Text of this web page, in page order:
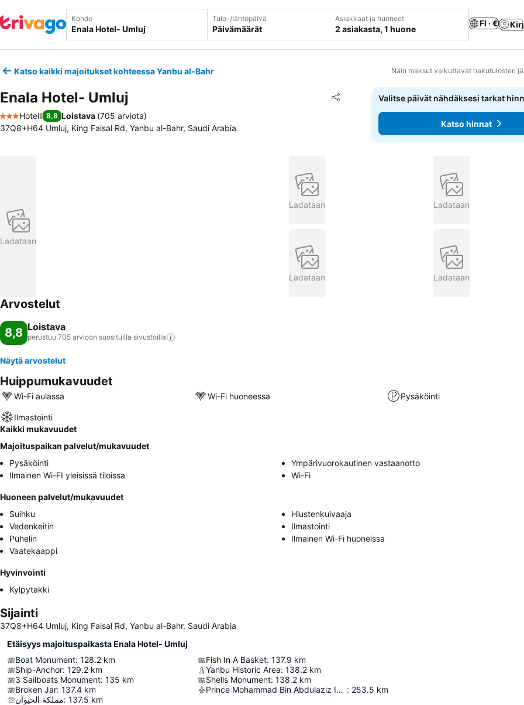
Kohde Tulo-/lähtöpäivä
Päivämäärät
Asiakkaat ja huoneet
2 asiakasta, 1 huone
FI · €
Katso kaikki majoitukset kohteessa Yanbu al-Bahr Näin maksut vaikuttavat hakutulosten
Enala Hotel- Umluj Jaa
Lisää suosikkeihin
3 Tähtiluokitus
Hotelli 8,8 Loistava (705 arviota)
37Q8+H64 Umluj, King Faisal Rd, Yanbu al-Bahr, Saudi Arabia
Valitse päivät nähdäksesi tarkat
Katso hinnat
Ladataan
Ladataan Ladataan
Ladataan Ladataan
Arvostelut
8,8 Loistava
perustuu 705 arvioon suosituilla sivustoilla
Näytä arvostelut
Huippumukavuudet
Wi-Fi aulassa Wi-Fi huoneessa Pysäköinti
Ilmastointi
Kaikki mukavuudet
Majoituspaikan palvelut/mukavuudet
Pysäköinti
Ympärivuorokautinen vastaanotto
Ilmainen Wi-FI yleisissä tiloissa
Wi-Fi
Huoneen palvelut/mukavuudet
Suihku
Hiustenkuivaaja
Vedenkeitin
Ilmastointi
Puhelin
Ilmainen Wi-Fi huoneissa
Vaatekaappi
Hyvinvointi
Kylpytakki
Sijainti
37Q8+H64 Umluj, King Faisal Rd, Yanbu al-Bahr, Saudi Arabia
Etäisyys majoituspaikasta Enala Hotel- Umluj
Boat Monument: 128.2 km
Ship-Anchor: 129.2 km
3 Sailboats Monument: 135 km
Broken Jar: 137.4 km
مملكة الحيوان: 137.5 km
Fish In A Basket: 137.9 km
Yanbu Historic Area: 138.2 km
Shells Monument: 138.2 km
Prince Mohammad Bin Abdulaziz International Airport : 253.5 km